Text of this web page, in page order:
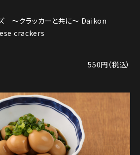
～クラッカーと共に〜 Daikon
crackers
550円（税込）